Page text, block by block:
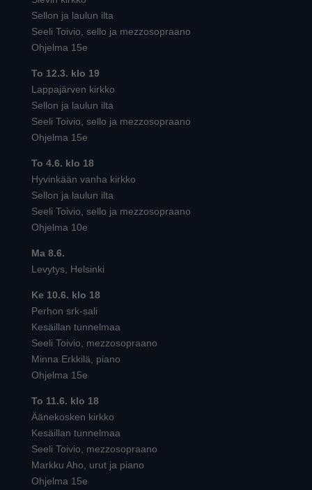
Sellon ja laulun ilta
Seeli Toivio, sello ja mezzosopraano
Ohjelma 15e
To 12.3. klo 19
Lappajärven kirkko
Sellon ja laulun ilta
Seeli Toivio, sello ja mezzosopraano
Ohjelma 15e
To 4.6. klo 18
Hyvinkään vanha kirkko
Sellon ja laulun ilta
Seeli Toivio, sello ja mezzosopraano
Ohjelma 10e
Ma 8.6.
Levytys, Helsinki
Ke 10.6. klo 18
Perhon srk-sali
Kesäillan tunnelmaa
Seeli Toivio, mezzosopraano
Minna Erkkilä, piano
Ohjelma 15e
To 11.6. klo 18
Äänekosken kirkko
Kesäillan tunnelmaa
Seeli Toivio, mezzosopraano
Markku Aho, urut ja piano
Ohjelma 15e